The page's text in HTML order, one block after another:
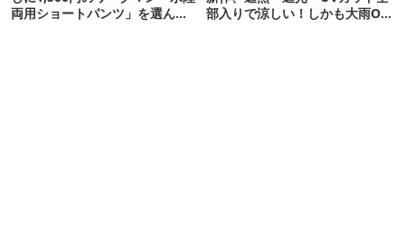
両用ショートパンツ」を選んだ
部入りで涼しい！しかも大雨OK